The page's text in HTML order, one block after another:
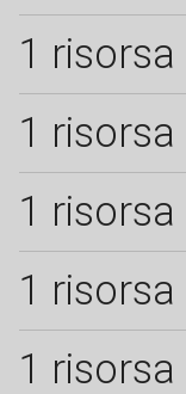
1 risorsa
1 risorsa
1 risorsa
1 risorsa
1 risorsa